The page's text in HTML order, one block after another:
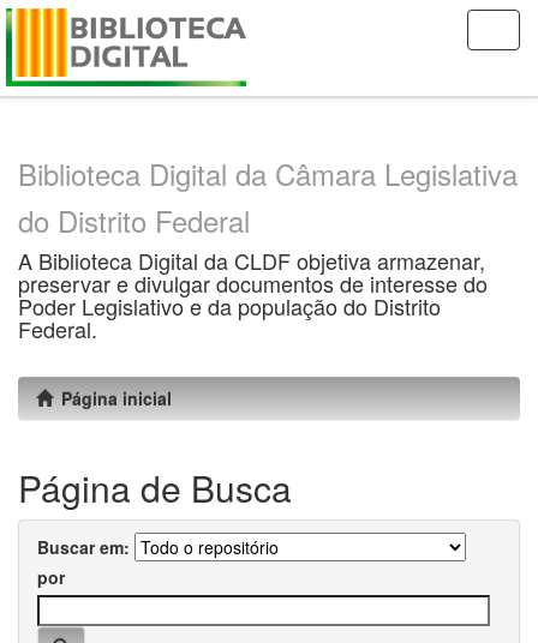
Skip
Biblioteca Digital da Câmara Legislativa
do Distrito Federal
A Biblioteca Digital da CLDF objetiva armazenar,
preservar e divulgar documentos de interesse do
Poder Legislativo e da população do Distrito
Federal.
Página inicial
Página de Busca
Buscar em:
por